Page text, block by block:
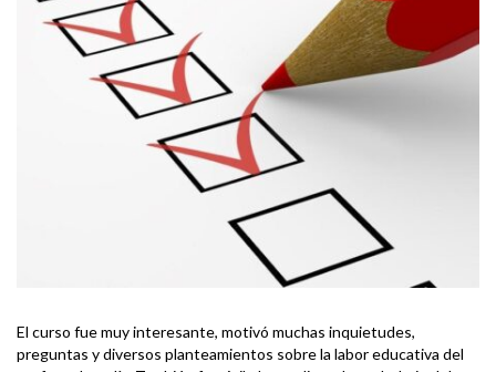
El curso fue muy interesante, motivó muchas inquietudes,
preguntas y diversos planteamientos sobre la labor educativa del